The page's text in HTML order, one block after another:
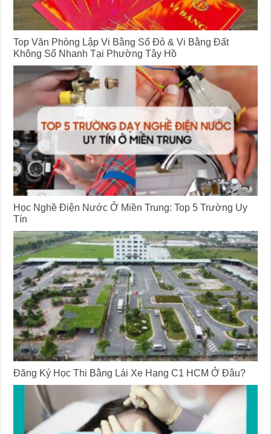
Top Văn Phòng Lập Vi Bằng Sổ Đỏ & Vi Bằng Đất
Không Sổ Nhanh Tại Phường Tây Hồ
Học Nghề Điện Nước Ở Miền Trung: Top 5 Trường Uy
Tín
Đăng Ký Học Thi Bằng Lái Xe Hạng C1 HCM Ở Đâu?